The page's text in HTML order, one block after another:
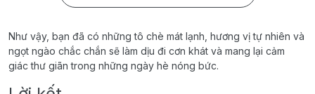
Như vậy, bạn đã có những tô chè mát lạnh, hương vị tự nhiên và
ngọt ngào chắc chắn sẽ làm dịu đi cơn khát và mang lại cảm
giác thư giãn trong những ngày hè nóng bức.